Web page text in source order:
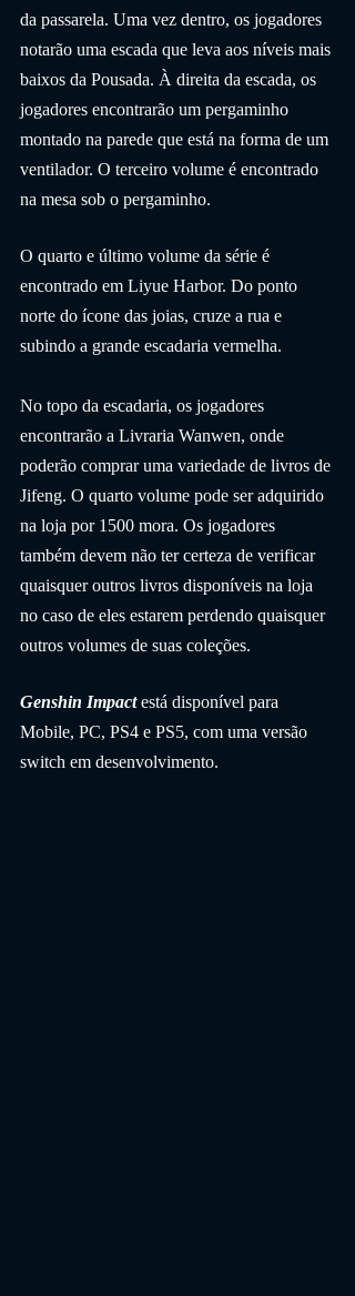
da passarela. Uma vez dentro, os jogadores
notarão uma escada que leva aos níveis mais
baixos da Pousada. À direita da escada, os
jogadores encontrarão um pergaminho
montado na parede que está na forma de um
ventilador. O terceiro volume é encontrado
na mesa sob o pergaminho.
O quarto e último volume da série é
encontrado em Liyue Harbor. Do ponto
norte do ícone das joias, cruze a rua e
subindo a grande escadaria vermelha.
No topo da escadaria, os jogadores
encontrarão a Livraria Wanwen, onde
poderão comprar uma variedade de livros de
Jifeng. O quarto volume pode ser adquirido
na loja por 1500 mora. Os jogadores
também devem não ter certeza de verificar
quaisquer outros livros disponíveis na loja
no caso de eles estarem perdendo quaisquer
outros volumes de suas coleções.
Genshin Impact está disponível para
Mobile, PC, PS4 e PS5, com uma versão
switch em desenvolvimento.